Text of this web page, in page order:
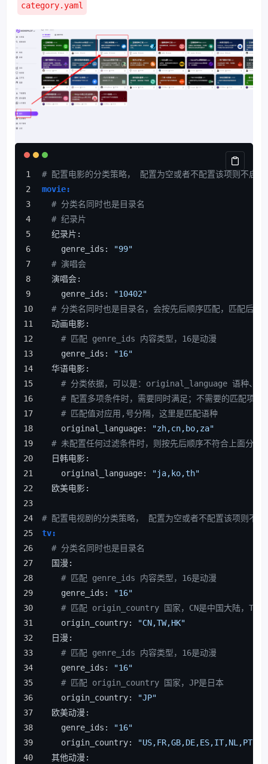
category.yaml
# 配置电影的分类策略， 配置为空或者不配置该项则不启用
movie:
# 分类名同时也是目录名
# 纪录片
  纪录片:
    genre_ids:
"99"
# 演唱会
  演唱会:
    genre_ids:
"10402"
# 分类名同时也是目录名，会按先后顺序匹配，匹配后程
  动画电影:
# 匹配 genre_ids 内容类型，16是动漫
    genre_ids:
"16"
  华语电影:
# 分类依据，可以是：original_language 语种、
# 配置多项条件时，需要同时满足；不需要的匹配项可
# 匹配值对应用,号分隔，这里是匹配语种
    original_language:
"zh,cn,bo,za"
# 未配置任何过滤条件时，则按先后顺序不符合上面分类
  日韩电影:
    original_language:
"ja,ko,th"
  欧美电影:
# 配置电视剧的分类策略， 配置为空或者不配置该项则不启
tv:
# 分类名同时也是目录名
  国漫:
# 匹配 genre_ids 内容类型，16是动漫
    genre_ids:
"16"
# 匹配 origin_country 国家，CN是中国大陆，TW是
    origin_country:
"CN,TW,HK"
  日漫:
# 匹配 genre_ids 内容类型，16是动漫
    genre_ids:
"16"
# 匹配 origin_country 国家，JP是日本
    origin_country:
"JP"
  欧美动漫:
    genre_ids:
"16"
    origin_country:
  其他动漫: